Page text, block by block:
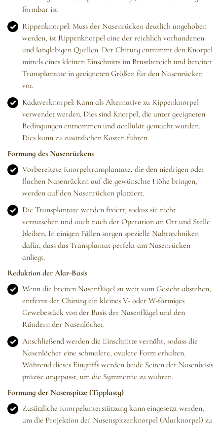
formbar ist.
Rippenknorpel: Muss der Nasenrücken deutlich angehoben
werden, ist Rippenknorpel eine der reichlich vorhandenen
und langlebigen Quellen. Der Chirurg entnimmt den Knorpel
mittels eines kleinen Einschnitts im Brustbereich und bereitet
Transplantate in geeigneten Größen für den Nasenrücken
vor.
Kadaverknorpel: Kann als Alternative zu Rippenknorpel
verwendet werden. Dies sind Knorpel, die unter geeigneten
Bedingungen entnommen und acellulär gemacht wurden.
Dies kann zu zusätzlichen Kosten führen.
Formung des Nasenrückens
Vorbereitete Knorpeltransplantate, die den niedrigen oder
flachen Nasenrücken auf die gewünschte Höhe bringen,
werden auf den Nasenrücken platziert.
Die Transplantate werden fixiert, sodass sie nicht
verrutschen und auch nach der Operation an Ort und Stelle
bleiben. In einigen Fällen sorgen spezielle Nahttechniken
dafür, dass das Transplantat perfekt am Nasenrücken
anliegt.
Reduktion der Alar-Basis
Wenn die breiten Nasenflügel zu weit vom Gesicht abstehen,
entfernt der Chirurg ein kleines V- oder W-förmiges
Gewebestück von der Basis der Nasenflügel und den
Rändern der Nasenlöcher.
Anschließend werden die Einschnitte vernäht, sodass die
Nasenlöcher eine schmalere, ovalere Form erhalten.
Während dieses Eingriffs werden beide Seiten der Nasenbasis
präzise angepasst, um die Symmetrie zu wahren.
Formung der Nasenspitze (Tipplasty)
Zusätzliche Knorpelunterstützung kann eingesetzt werden,
um die Projektion der Nasenspitzenknorpel (Alarknorpel) zu